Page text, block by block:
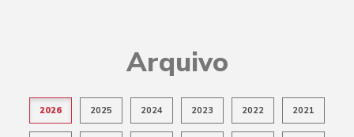
Arquivo
2026 2025 2024 2023 2022 2021